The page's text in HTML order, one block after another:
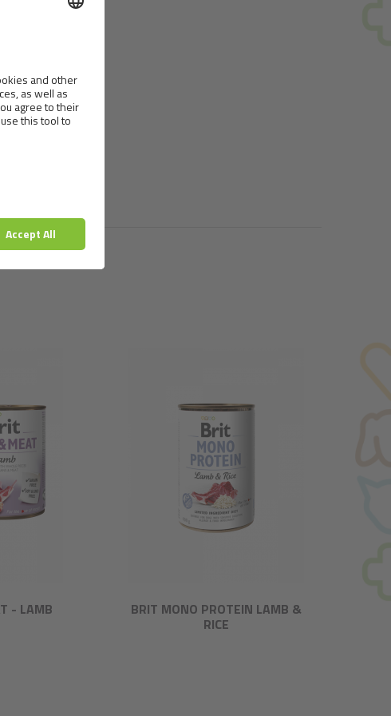
- LAMB BRIT MONO PROTEIN LAMB &
RICE